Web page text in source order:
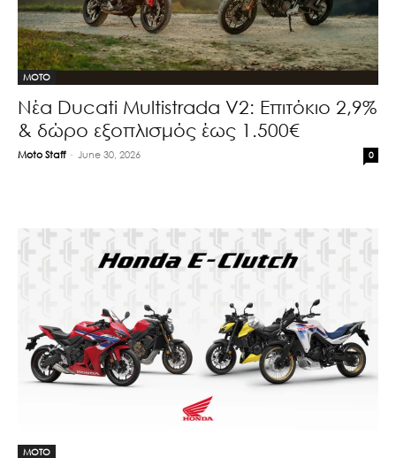
MOTO
Νέα Ducati Multistrada V2: Επιτόκιο 2,9%
& δώρο εξοπλισμός έως 1.500€
Moto Staff - June 30, 2026 0
MOTO